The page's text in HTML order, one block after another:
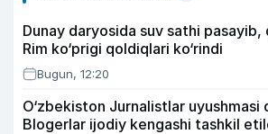
Dunay daryosida suv sathi
Rim ko‘prigi qoldiqlari ko‘rindi
Bugun, 12:20
O‘zbekiston Jurnalistlar uyushmasi
Blogerlar ijodiy kengashi tashkil